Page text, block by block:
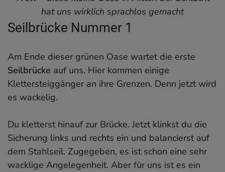
hat uns wirklich sprachlos gemacht
Seilbrücke Nummer 1
Am Ende dieser grünen Oase wartet die erste
Seilbrücke auf uns. Hier kommen einige
Klettersteiggänger an ihre Grenzen. Denn jetzt wird
es wackelig.
Du kletterst hinauf zur Brücke. Jetzt klinkst du die
Sicherung links und rechts ein und balancierst auf
dem Stahlseil. Zugegeben, es ist schon eine sehr
wacklige Angelegenheit. Aber für uns ist es ein